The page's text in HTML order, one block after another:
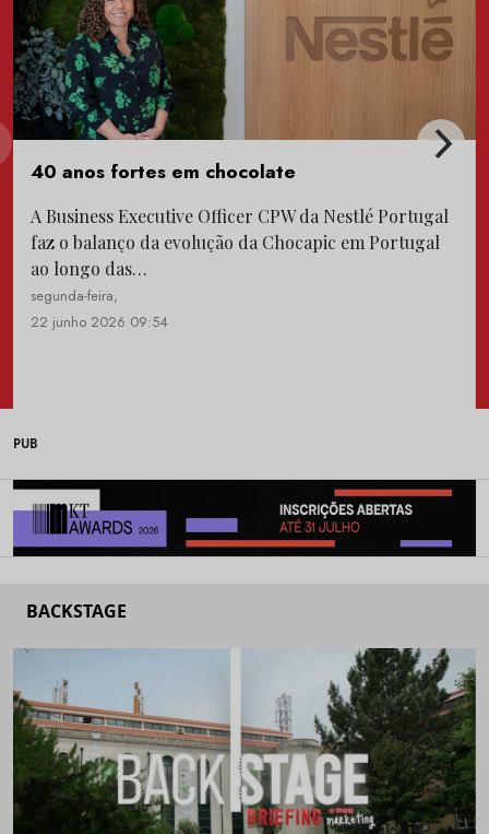
40 anos fortes em chocolate
A Business Executive Officer CPW da Nestlé Portugal
faz o balanço da evolução da Chocapic em Portugal
ao longo das…
segunda-feira,
22 junho 2026 09:54
PUB
BACKSTAGE